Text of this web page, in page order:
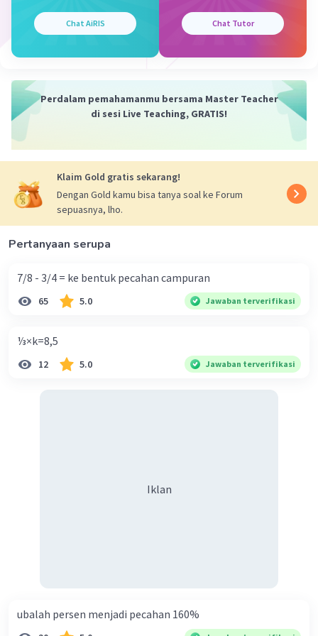
Lalu tinggal 768 telur ÷ 8 telur (per kantong), jadi
768÷8= 96.
Beri Rating·5.0(1) Balas
01 Januari 2023 05:56
Chat AiRIS Chat Tutor
Perdalam pemahamanmu bersama Master Teacher
di sesi Live Teaching, GRATIS!
Klaim Gold gratis sekarang!
Dengan Gold kamu bisa tanya soal ke Forum
sepuasnya, lho.
Pertanyaan serupa
7/8 - 3/4 = ke bentuk pecahan campuran
65 5.0 Jawaban terverifikasi
⅓×k=8,5
12 5.0 Jawaban terverifikasi
Iklan
ubalah persen menjadi pecahan 160%